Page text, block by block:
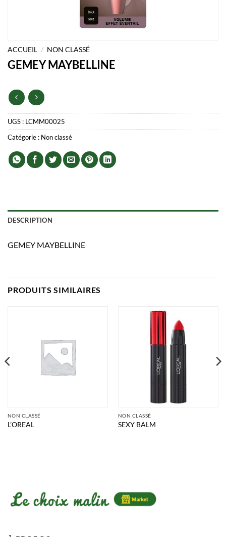
ACCUEIL / NON CLASSÉ
GEMEY MAYBELLINE
UGS : LCMM00025
Catégorie : Non classé
DESCRIPTION
GEMEY MAYBELLINE
PRODUITS SIMILAIRES
NON CLASSÉ
L’OREAL
NON CLASSÉ
SEXY BALM